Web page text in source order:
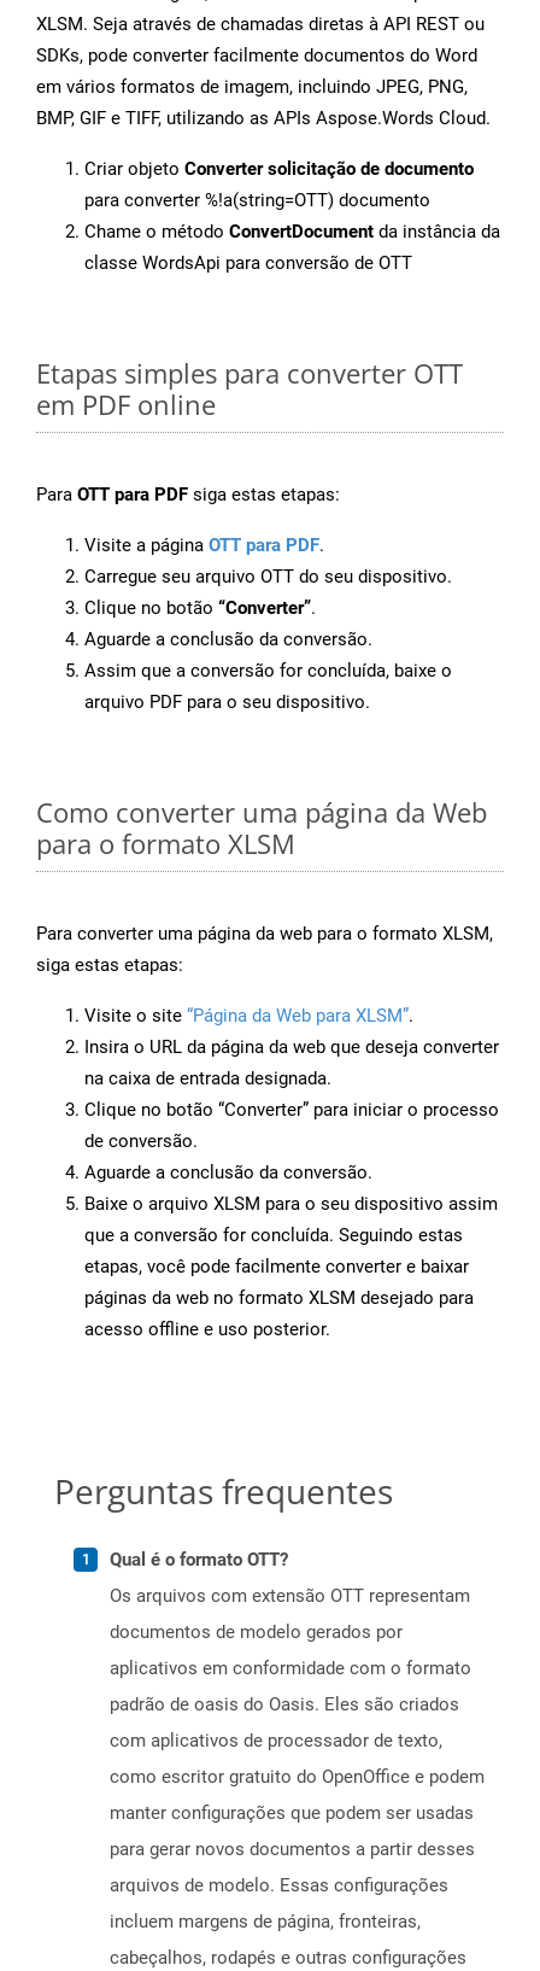
XLSM. Seja através de chamadas diretas à API REST ou
SDKs, pode converter facilmente documentos do Word
em vários formatos de imagem, incluindo JPEG, PNG,
BMP, GIF e TIFF, utilizando as APIs Aspose.Words Cloud.
Criar objeto Converter solicitação de documento
para converter %!a(string=OTT) documento
Chame o método ConvertDocument da instância da
classe WordsApi para conversão de OTT
Etapas simples para converter OTT
em PDF online
Para OTT para PDF siga estas etapas:
Visite a página OTT para PDF.
Carregue seu arquivo OTT do seu dispositivo.
Clique no botão “Converter”.
Aguarde a conclusão da conversão.
Assim que a conversão for concluída, baixe o
arquivo PDF para o seu dispositivo.
Como converter uma página da Web
para o formato XLSM
Para converter uma página da web para o formato XLSM,
siga estas etapas:
Visite o site “Página da Web para XLSM”.
Insira o URL da página da web que deseja converter
na caixa de entrada designada.
Clique no botão “Converter” para iniciar o processo
de conversão.
Aguarde a conclusão da conversão.
Baixe o arquivo XLSM para o seu dispositivo assim
que a conversão for concluída. Seguindo estas
etapas, você pode facilmente converter e baixar
páginas da web no formato XLSM desejado para
acesso offline e uso posterior.
Perguntas frequentes
Qual é o formato OTT?
Os arquivos com extensão OTT representam
documentos de modelo gerados por
aplicativos em conformidade com o formato
padrão de oasis do Oasis. Eles são criados
com aplicativos de processador de texto,
como escritor gratuito do OpenOffice e podem
manter configurações que podem ser usadas
para gerar novos documentos a partir desses
arquivos de modelo. Essas configurações
incluem margens de página, fronteiras,
cabeçalhos, rodapés e outras configurações